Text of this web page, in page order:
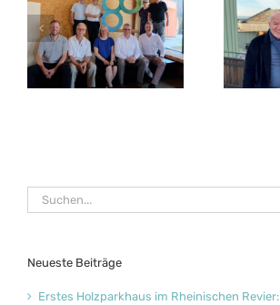
Entdecken Sie den
Brainergy Park Jülich:
Jetzt für Führungen
mit den Brainergy-
Botschaftern
anmelden
Suche
nach:
Neueste Beiträge
Erstes Holzparkhaus im Rheinischen Revier: